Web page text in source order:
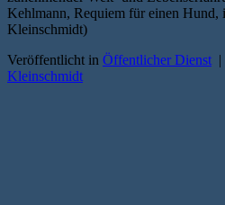
Kehlmann, Requiem für einen Hund,
Kleinschmidt)
Veröffentlicht in Öffentlicher Dienst |
Kleinschmidt